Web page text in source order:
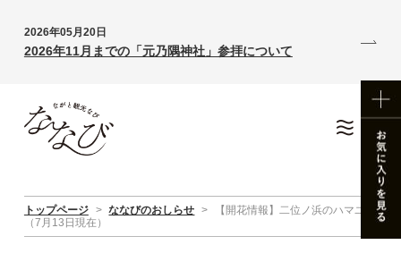
2026年05月20日
2026年11月までの「元乃隅神社」参拝について
トップページ > ななびのおしらせ >
【開花情報】二位ノ浜のハマユウ
（7月13日現在）